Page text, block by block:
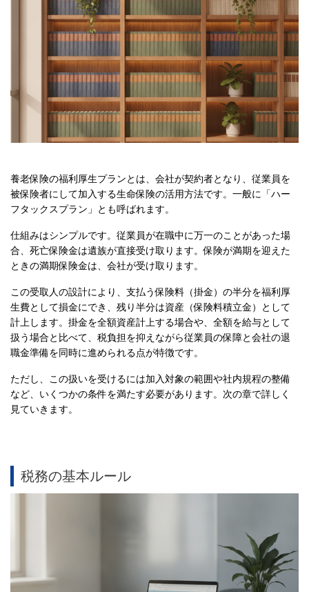
養老保険の福利厚生プランとは、会社が契約者となり、従業員を
被保険者にして加入する生命保険の活用方法です。一般に「ハー
フタックスプラン」とも呼ばれます。
仕組みはシンプルです。従業員が在職中に万一のことがあった場
合、死亡保険金は遺族が直接受け取ります。保険が満期を迎えた
ときの満期保険金は、会社が受け取ります。
この受取人の設計により、支払う保険料（掛金）の半分を福利厚
生費として損金にでき、残り半分は資産（保険料積立金）として
計上します。掛金を全額資産計上する場合や、全額を給与として
扱う場合と比べて、税負担を抑えながら従業員の保障と会社の退
職金準備を同時に進められる点が特徴です。
ただし、この扱いを受けるには加入対象の範囲や社内規程の整備
など、いくつかの条件を満たす必要があります。次の章で詳しく
見ていきます。
税務の基本ルール